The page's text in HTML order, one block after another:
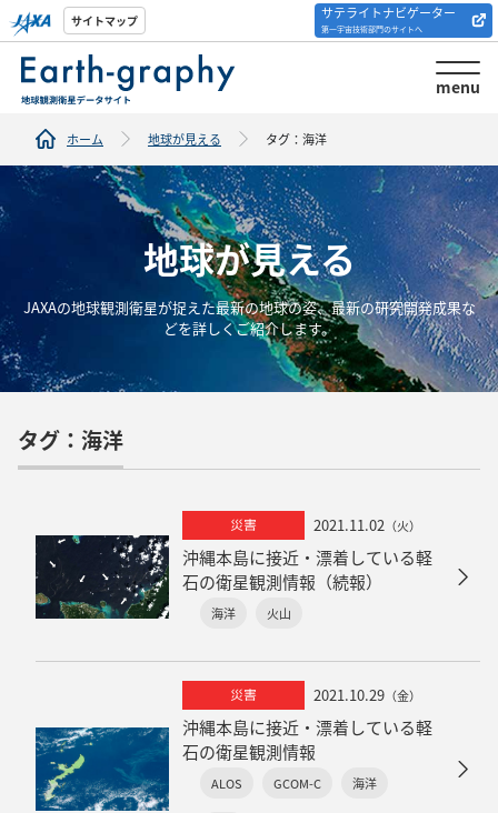
サイトマップ サテライトナビゲーター
第一宇宙技術部門のサイトへ
menu
解析ツール/サイトの
紹介
ホーム 地球が見える タグ：海洋
地球が見える
JAXAの地球観測衛星が捉えた最新の地球の姿、最新の研究開発成果な
どを詳しくご紹介します。
タグ：海洋
災害 2021.11.02 （火）
沖縄本島に接近・漂着している軽
石の衛星観測情報（続報）
海洋 火山
災害 2021.10.29 （金）
沖縄本島に接近・漂着している軽
石の衛星観測情報
ALOS GCOM-C 海洋